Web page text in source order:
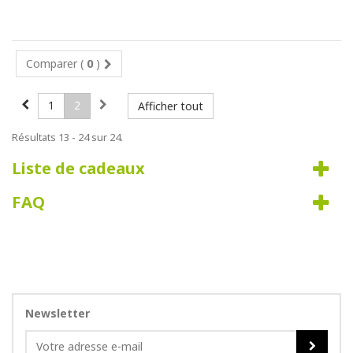
Comparer ( 0 )
Afficher tout
1 2
Résultats 13 - 24 sur 24.
Liste de cadeaux
FAQ
Newsletter